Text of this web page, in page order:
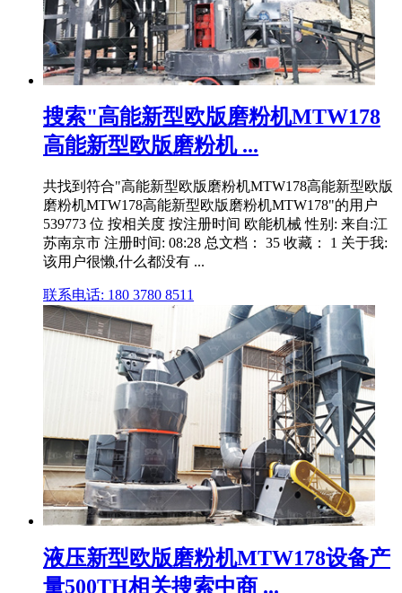
搜索"高能新型欧版磨粉机MTW178
高能新型欧版磨粉机 ...
共找到符合"高能新型欧版磨粉机MTW178高能新型欧版
磨粉机MTW178高能新型欧版磨粉机MTW178"的用户
539773 位 按相关度 按注册时间 欧能机械 性别: 来自:江
苏南京市 注册时间: 08:28 总文档： 35 收藏： 1 关于我:
该用户很懒,什么都没有 ...
联系电话: 180 3780 8511
液压新型欧版磨粉机MTW178设备产
量500TH相关搜索中商 ...